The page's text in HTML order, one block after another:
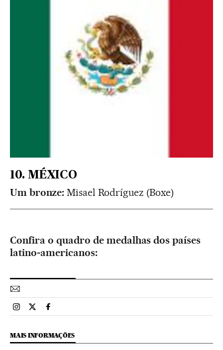
10. MÉXICO
Um bronze: Misael Rodríguez (Boxe)
Confira o quadro de medalhas dos países
latino-americanos:
Esportes El País Brasil en Instagram
Esportes El País Brasil en Twitter
Esportes El País Brasil en Facebook
MAIS INFORMAÇÕES